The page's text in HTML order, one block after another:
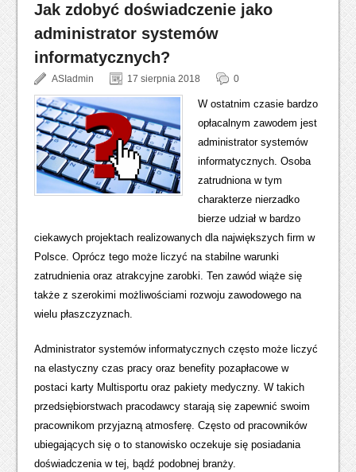
Jak zdobyć doświadczenie jako
administrator systemów
informatycznych?
ASIadmin 17 sierpnia 2018 0
W ostatnim czasie bardzo
opłacalnym zawodem jest
administrator systemów
informatycznych. Osoba
zatrudniona w tym
charakterze nierzadko
bierze udział w bardzo
ciekawych projektach realizowanych dla największych firm w
Polsce. Oprócz tego może liczyć na stabilne warunki
zatrudnienia oraz atrakcyjne zarobki. Ten zawód wiąże się
także z szerokimi możliwościami rozwoju zawodowego na
wielu płaszczyznach.
Administrator systemów informatycznych często może liczyć
na elastyczny czas pracy oraz benefity pozapłacowe w
postaci karty Multisportu oraz pakiety medyczny. W takich
przedsiębiorstwach pracodawcy starają się zapewnić swoim
pracownikom przyjazną atmosferę. Często od pracowników
ubiegających się o to stanowisko oczekuje się posiadania
doświadczenia w tej, bądź podobnej branży.